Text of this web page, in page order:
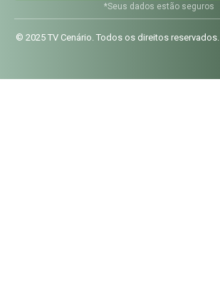
*Seus dados estão seguros
© 2025 TV Cenário. Todos os direitos reservados.